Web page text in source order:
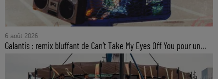
6 août 2026
Galantis : remix bluffant de Can’t Take My Eyes Off You pour un...